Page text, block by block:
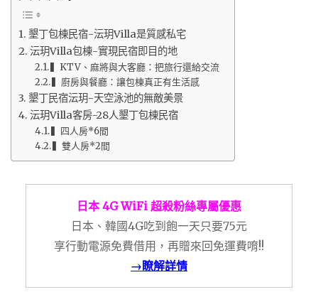
墾丁包棟民宿-沄玥Villa是質感私宅
沄玥Villa包棟-實現民宿即目的地
▍KTV、麻將與大客廳：把旅行還給交流
▍廚房與餐廳：讓包棟真正有生活感
墾丁民宿沄玥-天空泳池的無敵美景
沄玥Villa客房-28人墾丁包棟民宿
▍四人房*6間
▍雙人房*2間
日本 4G WiFi 超殺粉絲專屬優惠
日本、韓國4G吃到飽一天只要75元
享行動電源免費借用，再贈來回免運費唷!!
→瞭解詳情